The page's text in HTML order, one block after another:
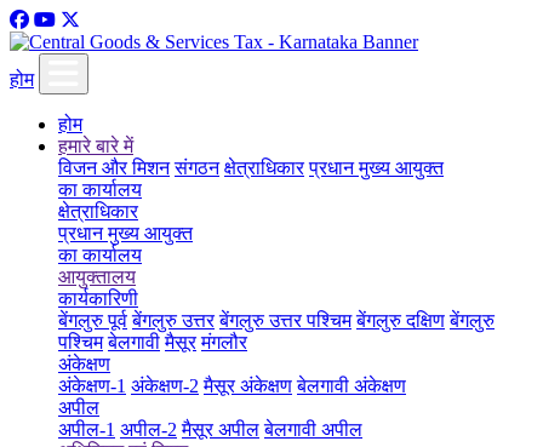
होम
होम
हमारे बारे में
विजन और मिशन संगठन क्षेत्राधिकार प्रधान मुख्य आयुक्त
का कार्यालय
क्षेत्राधिकार
प्रधान मुख्य आयुक्त
का कार्यालय
आयुक्तालय
कार्यकारिणी
बेंगलुरु पूर्व बेंगलुरु उत्तर बेंगलुरु उत्तर पश्चिम बेंगलुरु दक्षिण बेंगलुरु
पश्चिम बेलगावी मैसूर मंगलौर
अंकेक्षण
अंकेक्षण-1 अंकेक्षण-2 मैसूर अंकेक्षण बेलगावी अंकेक्षण
अपील
अपील-1 अपील-2 मैसूर अपील बेलगावी अपील